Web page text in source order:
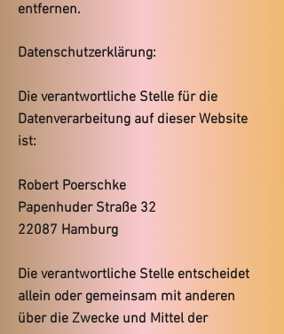
entfernen.
Datenschutzerklärung:
Die verantwortliche Stelle für die
Datenverarbeitung auf dieser Website
ist:
Robert Poerschke
Papenhuder Straße 32
22087 Hamburg
Die verantwortliche Stelle entscheidet
allein oder gemeinsam mit anderen
über die Zwecke und Mittel der